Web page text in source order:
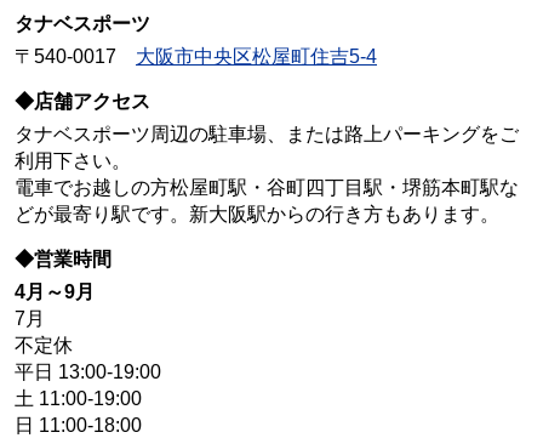
タナベスポーツ
〒540-0017 大阪市中央区松屋町住吉5-4
◆店舗アクセス
タナベスポーツ周辺の駐車場、または路上パーキングをご
利用下さい。
電車でお越しの方松屋町駅・谷町四丁目駅・堺筋本町駅な
どが最寄り駅です。新大阪駅からの行き方もあります。
◆営業時間
4月～9月
7月
不定休
平日 13:00-19:00
土 11:00-19:00
日 11:00-18:00